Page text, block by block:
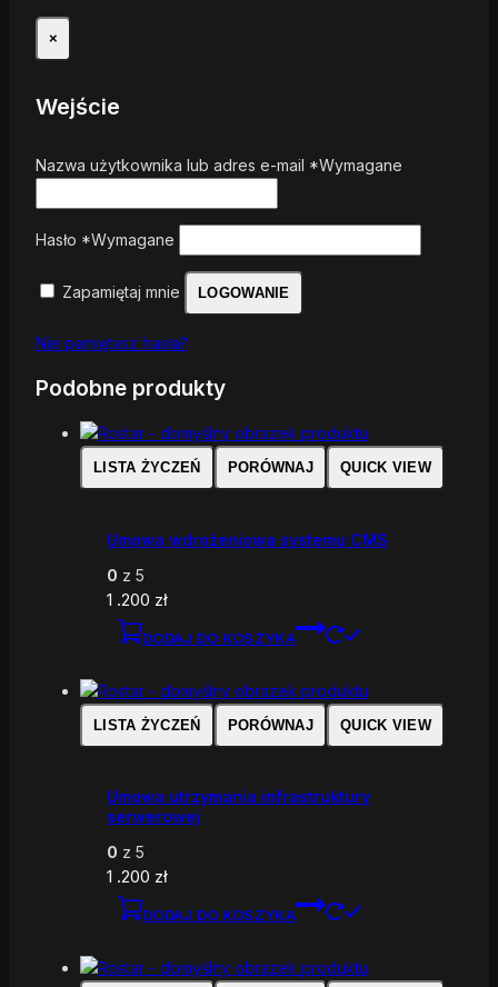
×
Wejście
Nazwa użytkownika lub adres e-mail *Wymagane
Hasło *Wymagane
Zapamiętaj mnie LOGOWANIE
Nie pamiętasz hasła?
Podobne produkty
LISTA ŻYCZEŃ PORÓWNAJ QUICK VIEW
Umowa wdrożeniowa systemu CMS
0 z 5
1 .200 zł
DODAJ DO KOSZYKA
LISTA ŻYCZEŃ PORÓWNAJ QUICK VIEW
Umowa utrzymania infrastruktury
serwerowej
0 z 5
1 .200 zł
DODAJ DO KOSZYKA